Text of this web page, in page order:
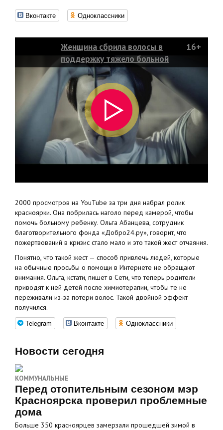
Вконтакте Одноклассники
Женщина сбрила волосы в
поддержку тяжело больной
девочки
16+
2000 просмотров на YouTube за три дня набрал ролик
красноярки. Она побрилась наголо перед камерой, чтобы
помочь больному ребенку. Ольга Абанцева, сотрудник
благотворительного фонда «Добро24.ру», говорит, что
пожертвований в кризис стало мало и это такой жест отчаяния.
Понятно, что такой жест — способ привлечь людей, которые
на обычные просьбы о помощи в Интернете не обращают
внимания. Ольга, кстати, пишет в Сети, что теперь родители
приводят к ней детей после химиотерапии, чтобы те не
переживали из-за потери волос. Такой двойной эффект
получился.
Telegram Вконтакте Одноклассники
Новости сегодня
КОММУНАЛЬНЫЕ
Перед отопительным сезоном мэр
Красноярска проверил проблемные
дома
Больше 350 красноярцев замерзали прошедшей зимой в